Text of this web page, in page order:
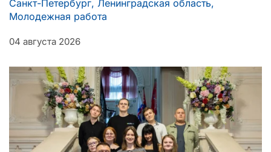
Санкт-Петербург, Ленинградская область,
Молодежная работа
04 августа 2026